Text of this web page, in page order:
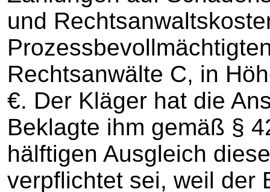
und
Rechtsanwälte C, in
€. Der Kläger hat die
Beklagte ihm gemäß §
hälftigen Ausgleich
verpflichtet sei, weil der